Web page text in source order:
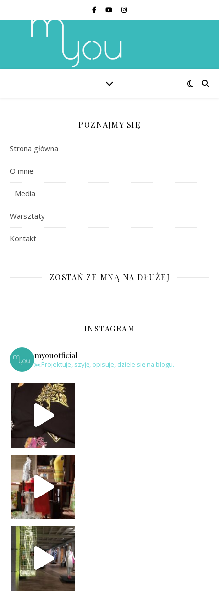
POZNAJMY SIĘ
Strona główna
O mnie
Media
Warsztaty
Kontakt
ZOSTAŃ ZE MNĄ NA DŁUŻEJ
INSTAGRAM
myouofficial
✂️Projektuje, szyję, opisuje, dziele się na blogu.